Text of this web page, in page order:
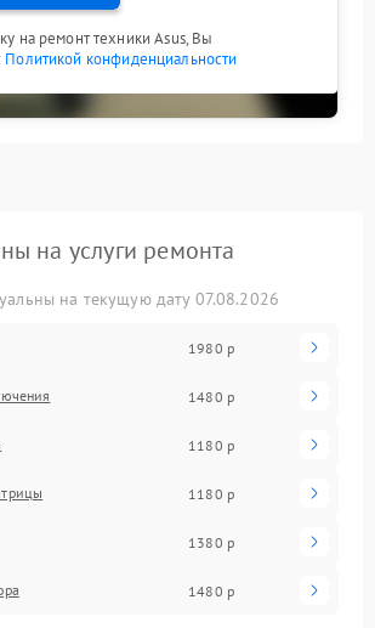
на ремонт техники Asus, Вы
Политикой конфиденциальности
на услуги ремонта
на текущую дату 07.08.2026
1980 р
1480 р
1180 р
1180 р
1380 р
1480 р